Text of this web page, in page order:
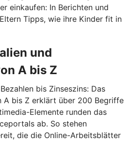
einkaufen: In Berichten und
Tipps, wie ihre Kinder fit in
und
A bis Z
bis Zinseszins: Das
A bis Z erklärt über 200 Begriffe
Elemente runden das
ab. So stehen
die die Online-Arbeitsblätter